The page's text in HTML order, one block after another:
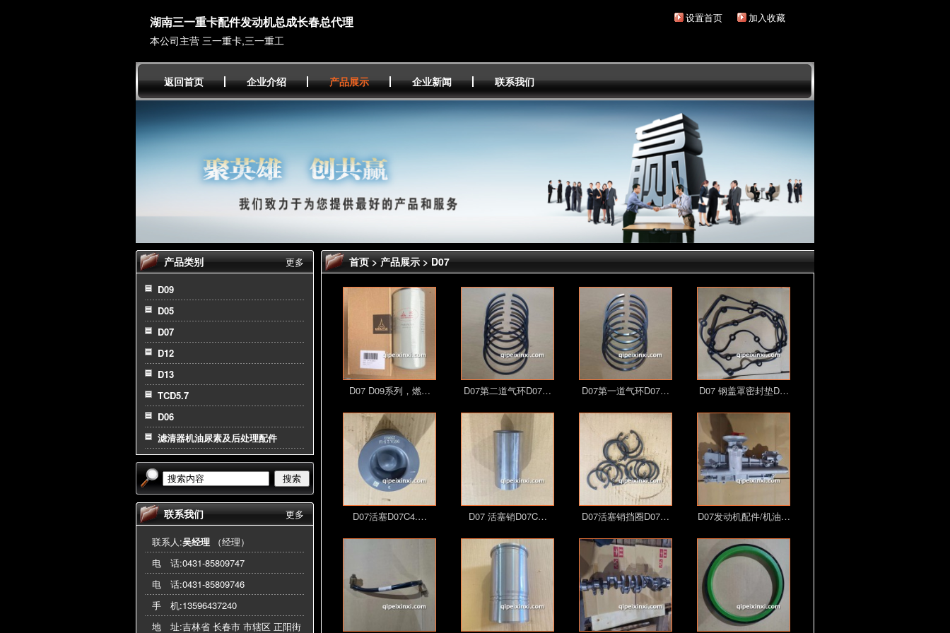
湖南三一重卡配件发动机总成长春总代理
本公司主营 三一重卡,三一重工
设置首页 加入收藏
返回首页 企业介绍 产品展示 企业新闻 联系我们
更多
产品类别
D09
D05
D07
D12
D13
TCD5.7
D06
滤清器机油尿素及后处理配件
搜索
更多
联系我们
联系人:吴经理 （经理）
电 话:0431-85809747
电 话:0431-85809746
手 机:13596437240
地 址:吉林省 长春市 市辖区 正阳街
首页>产品展示> D07
D07 D09系列，燃… D07第二道气环D07… D07第一道气环D07… D07 钢盖罩密封垫D…
D07活塞D07C4.… D07 活塞销D07C… D07活塞销挡圈D07… D07发动机配件/机油…